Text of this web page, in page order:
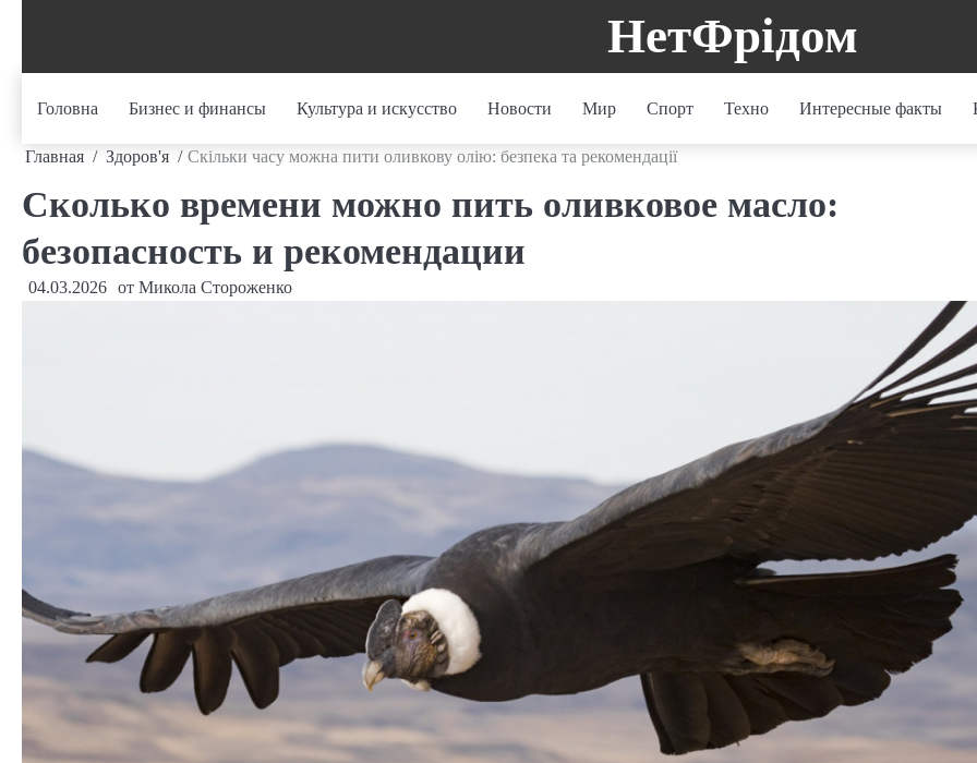
НетФрідом
Головна Бизнес и финансы Культура и искусство Новости Мир Спорт Техно Интересные факты
Главная Здоров'я Скільки часу можна пити оливкову олію: безпека та рекомендації
Сколько времени можно пить оливковое масло:
безопасность и рекомендации
04.03.2026 от Микола Стороженко